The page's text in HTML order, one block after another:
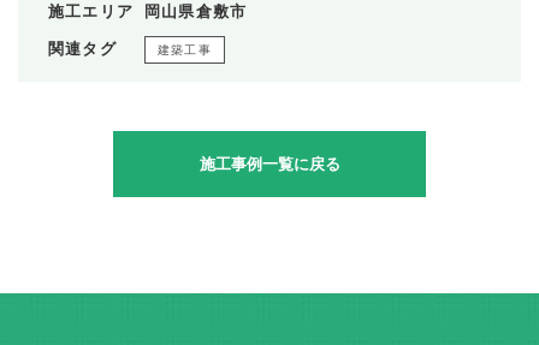
施工エリア 岡山県倉敷市
関連タグ 建築工事
施工事例一覧に戻る